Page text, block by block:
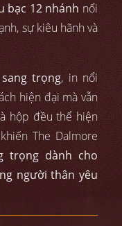
bạc 12 nhánh nổi
sự kiêu hãnh và
trọng, in nổi
hiện đại mà vẫn
hộp đều thể hiện
The Dalmore
trọng dành cho
người thân yêu